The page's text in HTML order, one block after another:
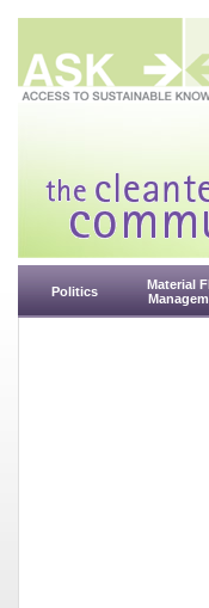
Politics
Material